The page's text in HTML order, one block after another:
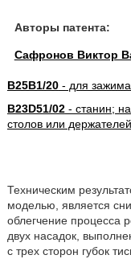
Авторы патента:
Сафронов Виктор
B25B1/20- для зажима
B23D51/02- станин;
столов или
Техническим
моделью, является
облегчение процесса
двух насадок,
с трех сторон губок